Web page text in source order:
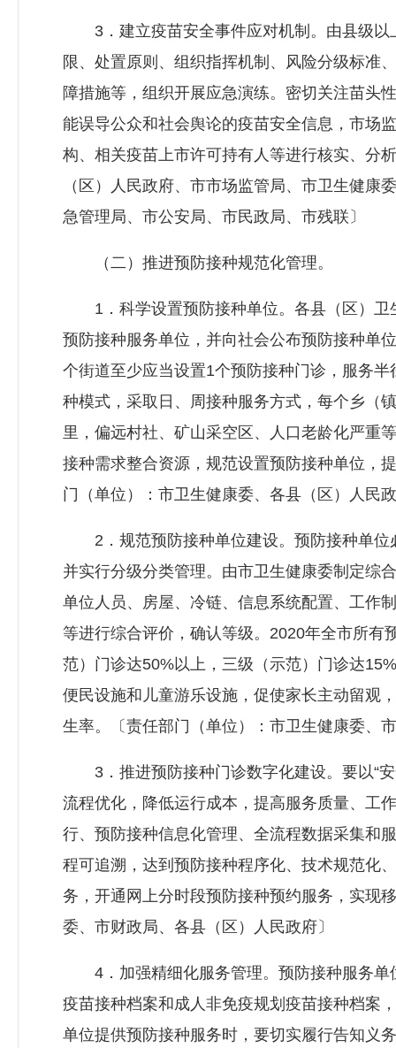
3．建立疫苗安全事件应对机制。由县级以
限、处置原则、组织指挥机制、风险分级标准
障措施等，组织开展应急演练。密切关注苗头
能误导公众和社会舆论的疫苗安全信息，市场
构、相关疫苗上市许可持有人等进行核实、分
（区）人民政府、市市场监管局、市卫生健
急管理局、市公安局、市民政局、市残联〕
（二）推进预防接种规范化管理。
1．科学设置预防接种单位。各县（区）卫
预防接种服务单位，并向社会公布预防接种单
个街道至少应当设置1个预防接种门诊，服务
种模式，采取日、周接种服务方式，每个乡（
里，偏远村社、矿山采空区、人口老龄化严重
接种需求整合资源，规范设置预防接种单位，
门（单位）：市卫生健康委、各县（区）人民
2．规范预防接种单位建设。预防接种单位
并实行分级分类管理。由市卫生健康委制定综
单位人员、房屋、冷链、信息系统配置、工作
等进行综合评价，确认等级。2020年全市所有
范）门诊达50%以上，三级（示范）门诊达
便民设施和儿童游乐设施，促使家长主动留观
生率。〔责任部门（单位）：市卫生健康委、
3．推进预防接种门诊数字化建设。要以“安
流程优化，降低运行成本，提高服务质量、工
行、预防接种信息化管理、全流程数据采集和
程可追溯，达到预防接种程序化、技术规范化
务，开通网上分时段预防接种预约服务，实现
委、市财政局、各县（区）人民政府〕
4．加强精细化服务管理。预防接种服务单
疫苗接种档案和成人非免疫规划疫苗接种档案
单位提供预防接种服务时，要切实履行告知义